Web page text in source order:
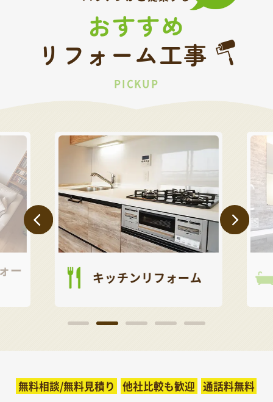
おすすめ
リフォーム工事
PICKUP
ー キッチンリフォーム
無料相談/無料見積り 他社比較も歓迎 通話料無料